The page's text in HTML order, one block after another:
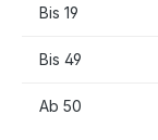
Bis 19
Bis 49
Ab 50